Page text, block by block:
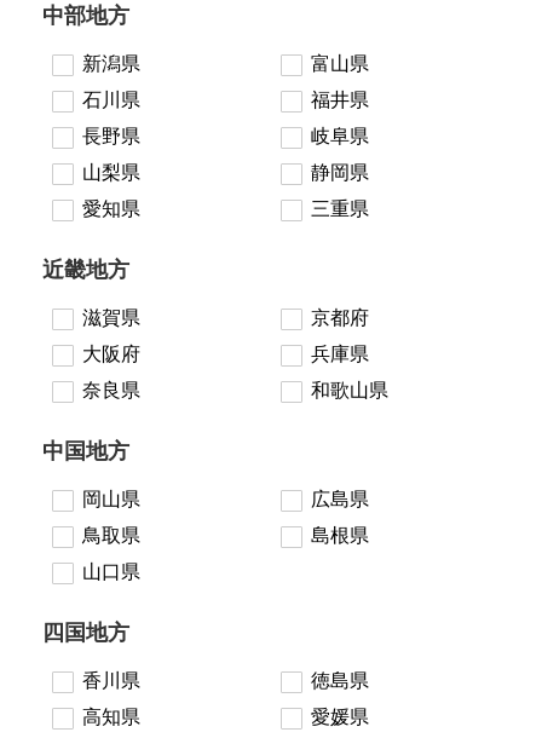
中部地方
新潟県
富山県
石川県
福井県
長野県
岐阜県
山梨県
静岡県
愛知県
三重県
近畿地方
滋賀県
京都府
大阪府
兵庫県
奈良県
和歌山県
中国地方
岡山県
広島県
鳥取県
島根県
山口県
四国地方
香川県
徳島県
高知県
愛媛県